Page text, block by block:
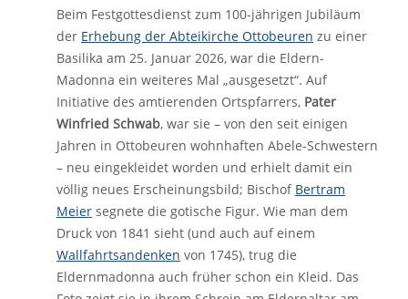
Beim Festgottesdienst zum 100-jährigen Jubiläum
der Erhebung der Abteikirche Ottobeuren zu einer
Basilika am 25. Januar 2026, war die Eldern-
Madonna ein weiteres Mal „ausgesetzt“. Auf
Initiative des amtierenden Ortspfarrers, Pater
Winfried Schwab, war sie – von den seit einigen
Jahren in Ottobeuren wohnhaften Abele-Schwestern
– neu eingekleidet worden und erhielt damit ein
völlig neues Erscheinungsbild; Bischof Bertram
Meier segnete die gotische Figur. Wie man dem
Druck von 1841 sieht (und auch auf einem
Wallfahrtsandenken von 1745), trug die
Eldernmadonna auch früher schon ein Kleid. Das